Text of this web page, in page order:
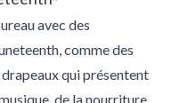
avec des
comme des
qui présentent
de la nourriture